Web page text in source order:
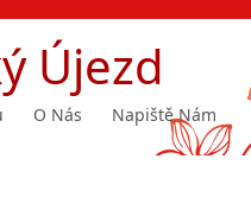
Újezd
O Nás Napiště Nám